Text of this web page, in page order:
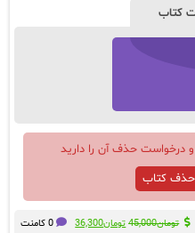
کتاب
درخواست حذف آن را دارید
کتاب
تومان45,000 قیمت
تومان36,300قیمت0 کامنت